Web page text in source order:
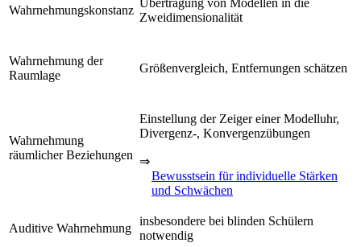
Wahrnehmungskonstanz
Übertragung von Modellen in die
Zweidimensionalität
Wahrnehmung der
Raumlage
Größenvergleich, Entfernungen schätzen
Wahrnehmung
räumlicher Beziehungen
Einstellung der Zeiger einer Modelluhr,
Divergenz-, Konvergenzübungen
⇒
Bewusstsein für individuelle Stärken
und Schwächen
Auditive Wahrnehmung
insbesondere bei blinden Schülern
notwendig